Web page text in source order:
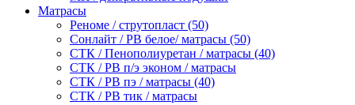
Матрасы
Реноме / струтопласт (50)
Сонлайт / РВ белое/ матрасы (50)
СТК / Пенополиуретан / матрасы (40)
СТК / РВ п/э эконом / матрасы
СТК / РВ пэ / матрасы (40)
СТК / РВ тик / матрасы